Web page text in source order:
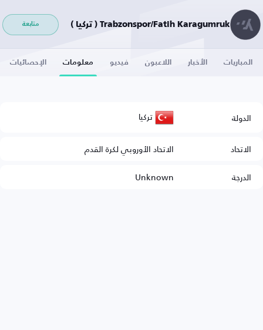
Trabzonspor/Fatih Karagumruk ( تركيا ) متابعة
المباريات الأخبار اللاعبون فيديو معلومات الإحصائيات
الدولة تركيا
الاتحاد
الاتحاد الأوروبي لكرة القدم
الدرجة
Unknown